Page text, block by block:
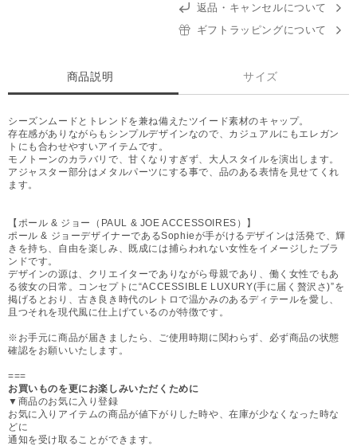
返品・キャンセルについて
ギフトラッピングについて
商品説明 サイズ
シーズンムードとトレンドを兼ね備えたツイード素材のキャップ。
存在感がありながらもシンプルデザインなので、カジュアルにもエレガン
トにも合わせやすいアイテムです。
モノトーンのカラバリで、甘くなりすぎず、大人スタイルを演出します。
アジャスター部分はメタルパーツにする事で、品のある表情を見せてくれ
ます。
【ポール & ジョー（PAUL & JOE ACCESSOIRES）】
ポール & ジョーデザイナーであるSophieが手がけるデザインは活発で、輝
きを持ち、自由を楽しみ、既成には捕らわれない女性をイメージしたブラ
ンドです。
デザインの源は、クリエイターでありながら母親であり、働く女性でもあ
る彼女の日常。コンセプトに“ACCESSIBLE LUXURY(手に届く贅沢さ)”を
掲げるとおり、古き良き時代のレトロで温かみのあるディテールを愛し、
且つそれを現代風に仕上げているのが特徴です。
※お手元に商品が届きましたら、ご使用時期に関わらず、必ず商品の状態
確認をお願いいたします。
===
お買いものを更にお楽しみいただくために
▼商品のお気に入り登録
お気に入りアイテムの商品が値下がりした時や、在庫が少なくなった時な
どに
通知を受け取ることができます。